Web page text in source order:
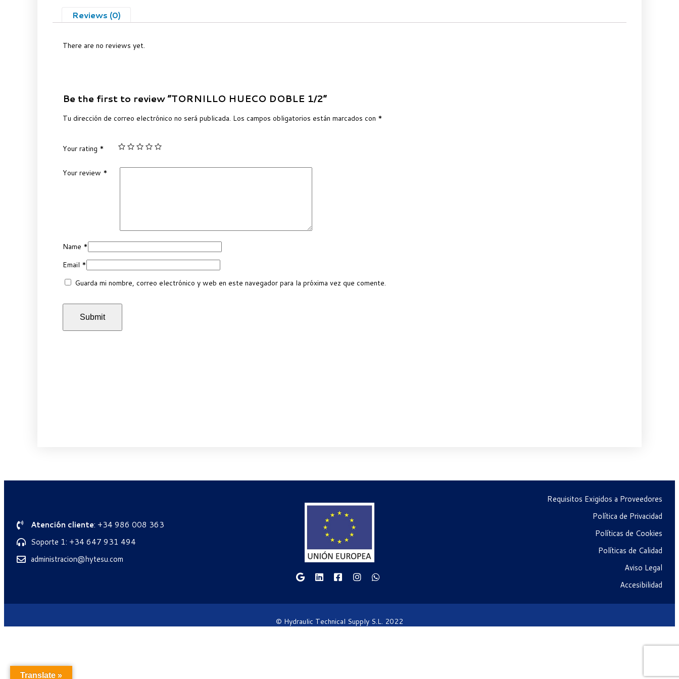
Reviews (0)
There are no reviews yet.
Be the first to review “TORNILLO HUECO DOBLE 1/2”
Tu dirección de correo electrónico no será publicada. Los campos obligatorios están marcados con *
Your rating *
Your review *
Name *
Email *
Guarda mi nombre, correo electrónico y web en este navegador para la próxima vez que comente.
Atención cliente: +34 986 008 363
Soporte 1: +34 647 931 494
administracion@hytesu.com
Requisitos Exigidos a Proveedores
Política de Privacidad
Políticas de Cookies
Políticas de Calidad
Aviso Legal
Accesibilidad
© Hydraulic Technical Supply S.L. 2022
Translate »